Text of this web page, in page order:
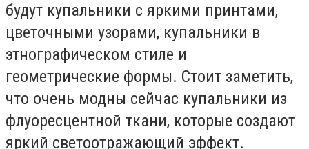
будут купальники с яркими принтами,
цветочными узорами, купальники в
этнографическом стиле и
геометрические формы. Стоит заметить,
что очень модны сейчас купальники из
флуоресцентной ткани, которые создают
яркий светоотражающий эффект.